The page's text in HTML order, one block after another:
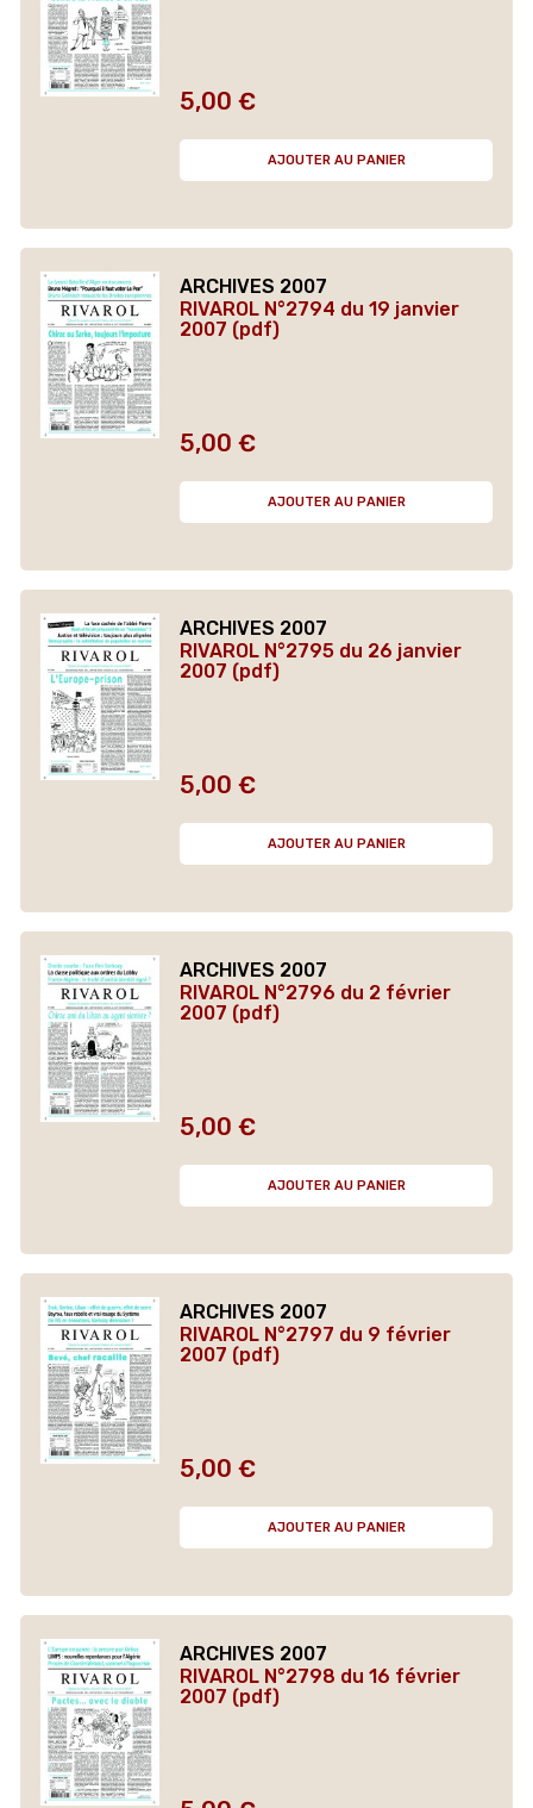
Prix
5,00 €
AJOUTER AU PANIER
ARCHIVES 2007
RIVAROL N°2794 du 19 janvier
2007 (pdf)
Prix
5,00 €
AJOUTER AU PANIER
ARCHIVES 2007
RIVAROL N°2795 du 26 janvier
2007 (pdf)
Prix
5,00 €
AJOUTER AU PANIER
ARCHIVES 2007
RIVAROL N°2796 du 2 février
2007 (pdf)
Prix
5,00 €
AJOUTER AU PANIER
ARCHIVES 2007
RIVAROL N°2797 du 9 février
2007 (pdf)
Prix
5,00 €
AJOUTER AU PANIER
ARCHIVES 2007
RIVAROL N°2798 du 16 février
2007 (pdf)